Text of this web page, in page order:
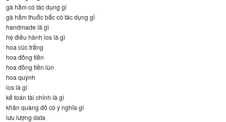
gà hầm có tác dụng gi
gà hầm thuốc bắc có tác dụng gì
handmade là gì
hệ điều hành ios là gì
hoa cúc trắng
hoa đồng tiền
hoa đồng tiền lùn
hoa quỳnh
ios là gì
kế toán tài chính là gì
khăn quàng đỏ có ý nghĩa gì
lưu lượng data